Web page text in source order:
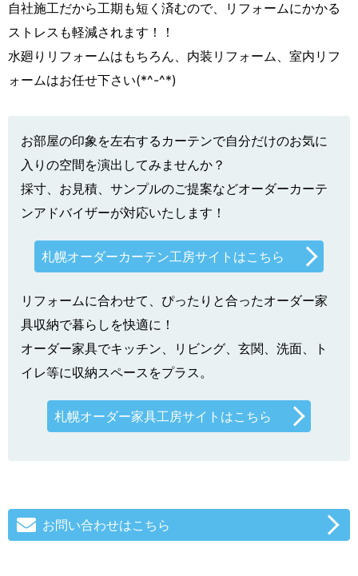
自社施工だから工期も短く済むので、リフォームにかかる
ストレスも軽減されます！！
水廻りリフォームはもちろん、内装リフォーム、室内リフ
ォームはお任せ下さい(*^-^*)
お部屋の印象を左右するカーテンで自分だけのお気に
入りの空間を演出してみませんか？
採寸、お見積、サンプルのご提案などオーダーカーテ
ンアドバイザーが対応いたします！
札幌オーダーカーテン工房サイトはこちら
リフォームに合わせて、ぴったりと合ったオーダー家
具収納で暮らしを快適に！
オーダー家具でキッチン、リビング、玄関、洗面、ト
イレ等に収納スペースをプラス。
札幌オーダー家具工房サイトはこちら
お問い合わせはこちら